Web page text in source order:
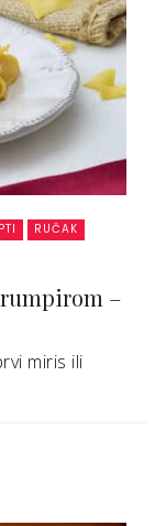
RUČAK
–
miris ili